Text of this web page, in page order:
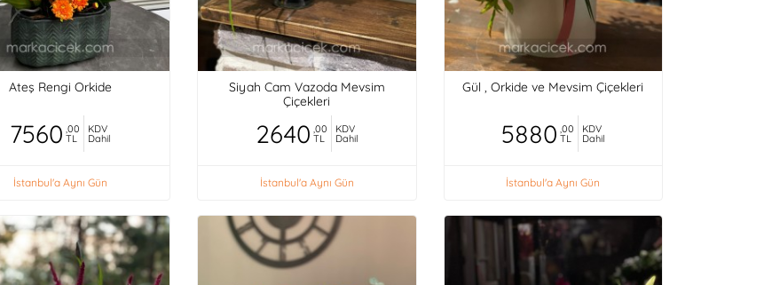
Ateş Rengi Orkide
7560 ,00
TL
KDV
Dahil
İstanbul'a Aynı Gün
Siyah Cam Vazoda Mevsim
Çiçekleri
2640 ,00
TL
KDV
Dahil
İstanbul'a Aynı Gün
Gül , Orkide ve Mevsim Çiçekleri
5880 ,00
TL
KDV
Dahil
İstanbul'a Aynı Gün